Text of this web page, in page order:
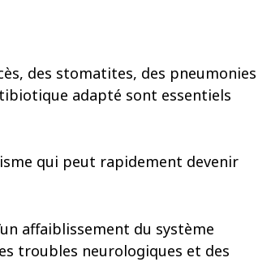
des stomatites, des pneumonies
adapté sont essentiels
qui peut rapidement devenir
affaiblissement du système
troubles neurologiques et des